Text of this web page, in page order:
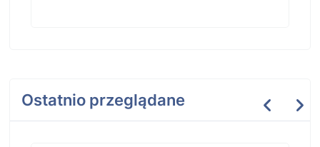
Ostatnio przeglądane